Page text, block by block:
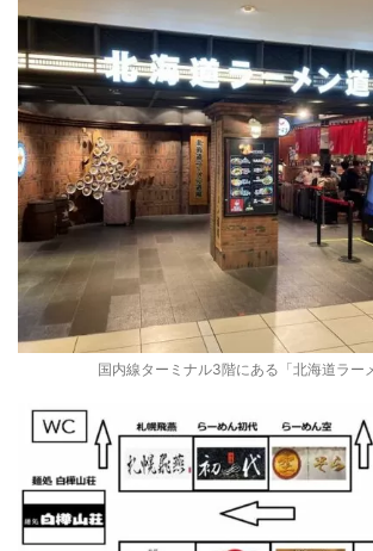
国内線ターミナル3階にある「北海道ラー